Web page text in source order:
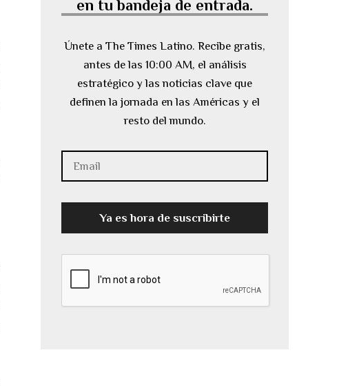
en tu bandeja de entrada.
Únete a The Times Latino. Recibe gratis,
antes de las 10:00 AM, el análisis
estratégico y las noticias clave que
definen la jornada en las Américas y el
resto del mundo.
Ya es hora de suscribirte